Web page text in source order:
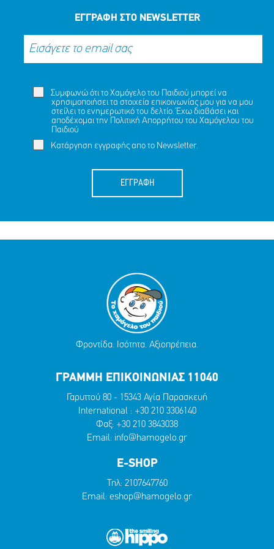
ΕΓΓΡΑΦΗ ΣΤΟ NEWSLETTER
Συμφωνώ ότι το Χαμόγελο του Παιδιού μπορεί να
χρησιμοποιήσει τα στοιχεία επικοινωνίας μου για να μου
στείλει το ενημερωτικό του δελτίο. Έχω διαβάσει και
αποδέχομαι την Πολιτική Απορρήτου του Χαμόγελου του
Παιδιού
Κατάργηση εγγραφής απο το Newsletter.
ΕΓΓΡΑΦΗ
Φροντίδα. Ισότητα. Αξιοπρέπεια.
ΓΡΑΜΜΗ ΕΠΙΚΟΙΝΩΝΙΑΣ 11040
Γαρυττού 80 - 15343 Αγία Παρασκευή
International : +30 210 3306140
Φαξ: +30 210 3843038
Email: info@hamogelo.gr
E-SHOP
Τηλ: 2107647760
Email: eshop@hamogelo.gr